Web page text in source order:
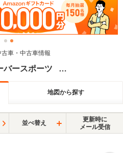
車・中古車情報
ランドローバー レンジローバースポーツ 栃木県
地図から探す
並べ替え
更新時に
メール受信